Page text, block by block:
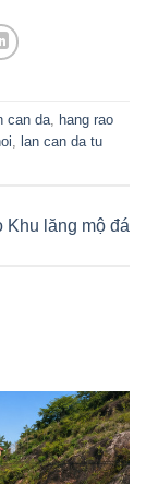
can da
hang rao
lan can da tu
Khu lăng mộ đá